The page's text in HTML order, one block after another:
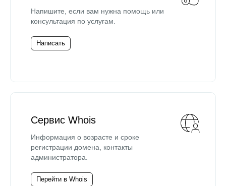
Напишите, если вам нужна помощь или
консультация по услугам.
Написать
Сервис Whois
Информация о возрасте и сроке
регистрации домена, контакты
администратора.
Перейти в Whois